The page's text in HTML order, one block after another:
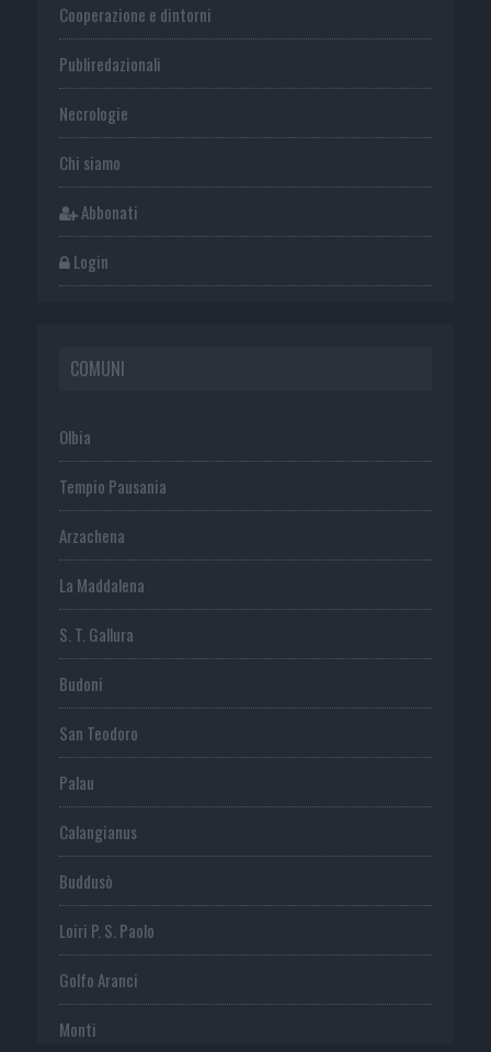
Cooperazione e dintorni
Publiredazionali
Necrologie
Chi siamo
Abbonati
Login
COMUNI
Olbia
Tempio Pausania
Arzachena
La Maddalena
S. T. Gallura
Budoni
San Teodoro
Palau
Calangianus
Buddusò
Loiri P. S. Paolo
Golfo Aranci
Monti